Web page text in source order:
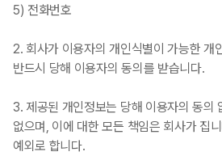
5) 전화번호
2. 회사가 이용자의 개인식별이 가능한 개
반드시 당해 이용자의 동의를 받습니다.
3. 제공된 개인정보는 당해 이용자의 동의
없으며, 이에 대한 모든 책임은 회사가 집
예외로 합니다.